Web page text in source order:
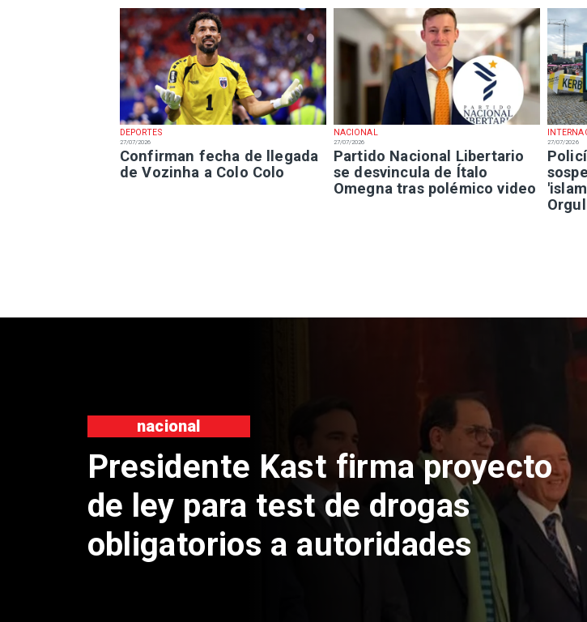
DEPORTES
27/07/2026
Confirman fecha de llegada
de Vozinha a Colo Colo
NACIONAL
27/07/2026
Partido Nacional Libertario
se desvincula de Ítalo
Omegna tras polémico video
27/07/2026
Vozinha
Deportes